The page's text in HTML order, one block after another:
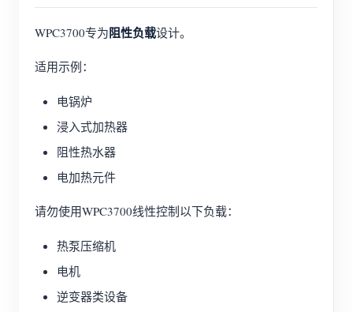
WPC3700专为阻性负载设计。
适用示例：
电锅炉
浸入式加热器
阻性热水器
电加热元件
请勿使用WPC3700线性控制以下负载：
热泵压缩机
电机
逆变器类设备